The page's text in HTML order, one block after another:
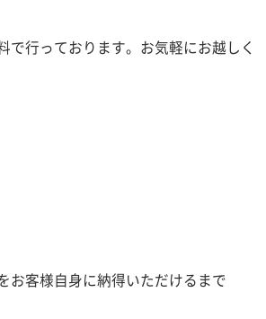
で行っております。お気軽にお越しく
お客様自身に納得いただけるまで